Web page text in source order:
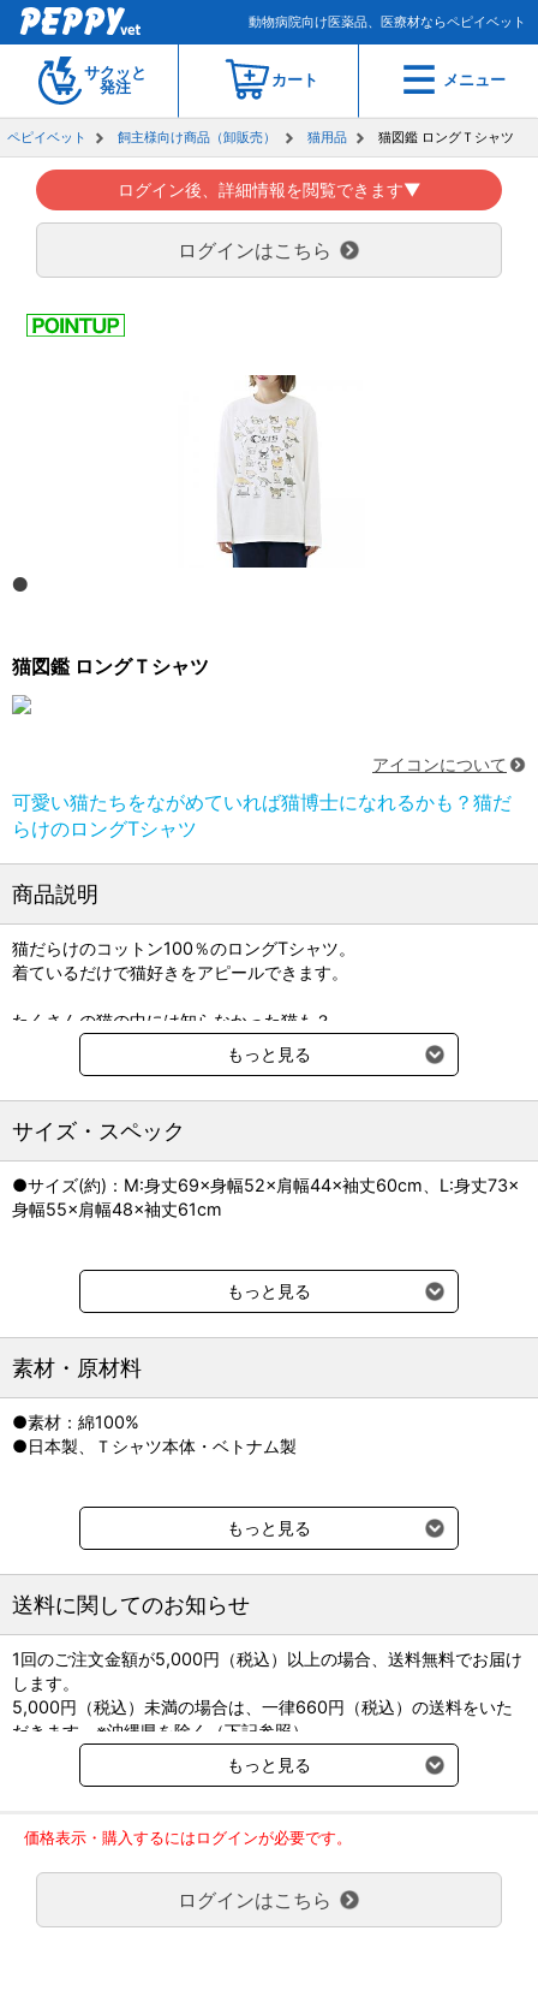
動物病院向け医薬品、医療材ならペピイベット
サクッと
発注
カート メニュー
ペピイベット 飼主様向け商品（卸販売） 猫用品 猫図鑑 ロングＴシャツ
ログイン後、詳細情報を閲覧できます▼
ログインはこちら
猫図鑑 ロングＴシャツ
アイコンについて
可愛い猫たちをながめていれば猫博士になれるかも？猫だ
らけのロングTシャツ
商品説明
猫だらけのコットン100％のロングTシャツ。
着ているだけで猫好きをアピールできます。
たくさんの猫の中には知らなかった猫も？
コットン100%だから快適な着心地。
アメリカサイズで少し大きめです。
もっと見る
サイズ・スペック
●サイズ(約)：M:身丈69×身幅52×肩幅44×袖丈60cm、L:身丈73×
身幅55×肩幅48×袖丈61cm
もっと見る
素材・原材料
●素材：綿100%
●日本製、Ｔシャツ本体・ベトナム製
もっと見る
送料に関してのお知らせ
1回のご注文金額が5,000円（税込）以上の場合、送料無料でお届け
します。
5,000円（税込）未満の場合は、一律660円（税込）の送料をいた
だきます。※沖縄県を除く（下記参照）
※2017年11月14日（火）より沖縄県へのお届けにつきましては、1
回のご注文金額（税込）が、30,000円以上で配送無料となります。
ご了承のほどよろしくお願い致します。
弊社都合でお届けが２回以上に分かれる場合の送料負担は、１回分
のみで新たな送料は発生しません。
大型商品送料が必要な商品をご注文の場合は、大型商品送料のみご
負担頂きます。
もっと見る
価格表示・購入するにはログインが必要です。
ログインはこちら